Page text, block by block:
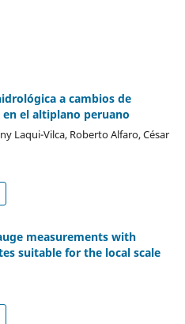
a cambios de
el altiplano peruano
Laqui-Vilca, Roberto Alfaro, César
measurements with
suitable for the local scale